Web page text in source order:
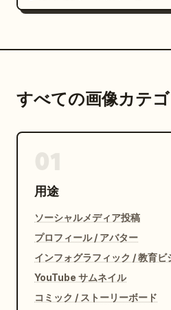
すべての画像カテ
用途
ソーシャルメディア投稿
プロフィール / アバター
インフォグラフィック / 教育ビ
YouTube サムネイル
コミック / ストーリーボード